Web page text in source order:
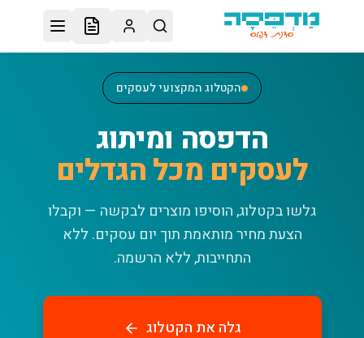
דלג לתוכן הראשי
הקטלוג המקצועי לעסקים
הדפסה ומיתוג
לעסקים מכל הגדלים
גלשו בקטלוג, הוסיפו מוצרים לבקשה — וקבלו
הצעת מחיר מותאמת תוך יום עסקים. ללא
התחייבות, ללא הרשמה.
גלה את הקטלוג